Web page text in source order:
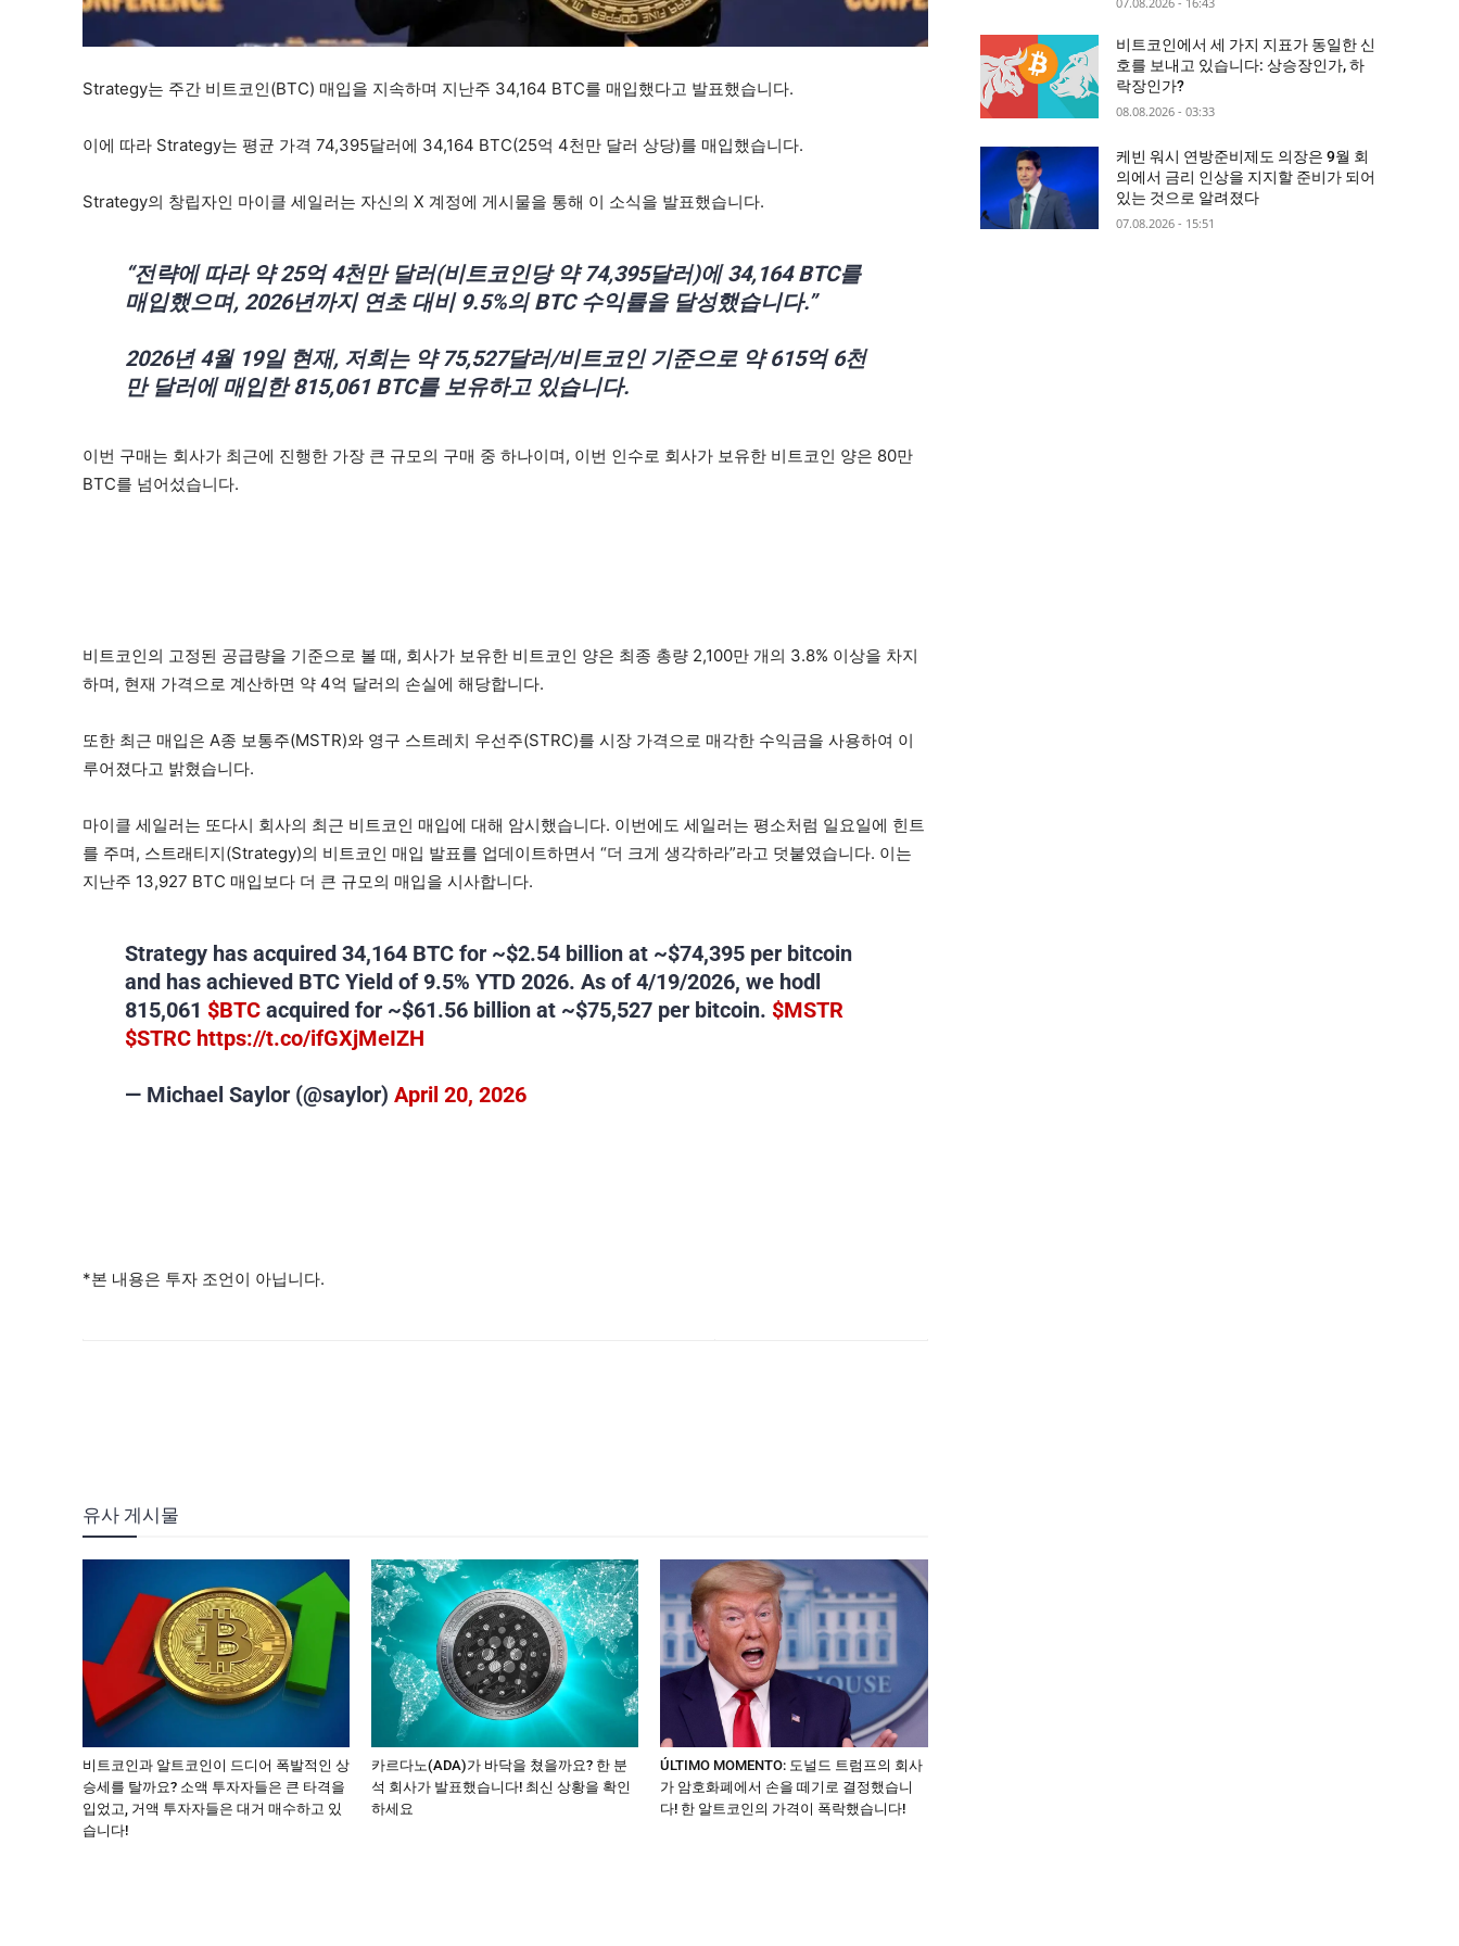
Strategy는 주간 비트코인(BTC) 매입을 지속하며 지난주 34,164 BTC를 매입했다고 발표했습니다.
이에 따라 Strategy는 평균 가격 74,395달러에 34,164 BTC(25억 4천만 달러 상당)를 매입했습니다.
Strategy의 창립자인 마이클 세일러는 자신의 X 계정에 게시물을 통해 이 소식을 발표했습니다.
“전략에 따라 약 25억 4천만 달러(비트코인당 약 74,395달러)에 34,164 BTC를
매입했으며, 2026년까지 연초 대비 9.5%의 BTC 수익률을 달성했습니다.”
2026년 4월 19일 현재, 저희는 약 75,527달러/비트코인 기준으로 약 615억 6천
만 달러에 매입한 815,061 BTC를 보유하고 있습니다.
이번 구매는 회사가 최근에 진행한 가장 큰 규모의 구매 중 하나이며, 이번 인수로 회사가 보유한 비트코인 양은 80만
BTC를 넘어섰습니다.
비트코인의 고정된 공급량을 기준으로 볼 때, 회사가 보유한 비트코인 양은 최종 총량 2,100만 개의 3.8% 이상을 차지
하며, 현재 가격으로 계산하면 약 4억 달러의 손실에 해당합니다.
또한 최근 매입은 A종 보통주(MSTR)와 영구 스트레치 우선주(STRC)를 시장 가격으로 매각한 수익금을 사용하여 이
루어졌다고 밝혔습니다.
마이클 세일러는 또다시 회사의 최근 비트코인 매입에 대해 암시했습니다. 이번에도 세일러는 평소처럼 일요일에 힌트
를 주며, 스트래티지(Strategy)의 비트코인 매입 발표를 업데이트하면서 “더 크게 생각하라”라고 덧붙였습니다. 이는
지난주 13,927 BTC 매입보다 더 큰 규모의 매입을 시사합니다.
Strategy has acquired 34,164 BTC for ~$2.54 billion at ~$74,395 per bitcoin
and has achieved BTC Yield of 9.5% YTD 2026. As of 4/19/2026, we hodl
815,061 $BTCacquired for ~$61.56 billion at ~$75,527 per bitcoin. $MSTR
$STRC https://t.co/ifGXjMeIZH
— Michael Saylor (@saylor) April 20, 2026
*본 내용은 투자 조언이 아닙니다.
유사 게시물
비트코인과 알트코인이 드디어 폭발적인 상
승세를 탈까요? 소액 투자자들은 큰 타격을
입었고, 거액 투자자들은 대거 매수하고 있
습니다!
카르다노(ADA)가 바닥을 쳤을까요? 한 분
석 회사가 발표했습니다! 최신 상황을 확인
하세요
ÚLTIMO MOMENTO: 도널드 트럼프의 회사
가 암호화폐에서 손을 떼기로 결정했습니
다! 한 알트코인의 가격이 폭락했습니다!
비트코인에서 세 가지 지표가 동일한 신
호를 보내고 있습니다: 상승장인가, 하
락장인가?
08.08.2026 - 03:33
케빈 워시 연방준비제도 의장은 9월 회
의에서 금리 인상을 지지할 준비가 되어
있는 것으로 알려졌다
07.08.2026 - 15:51